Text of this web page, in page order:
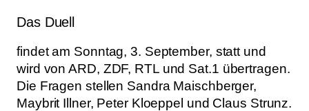
Das Duell
findet am Sonntag, 3. September, statt und
wird von ARD, ZDF, RTL und Sat.1 übertragen.
Die Fragen stellen Sandra Maischberger,
Maybrit Illner, Peter Kloeppel und Claus Strunz.